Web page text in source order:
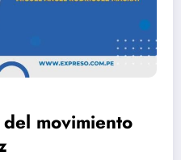
movimiento